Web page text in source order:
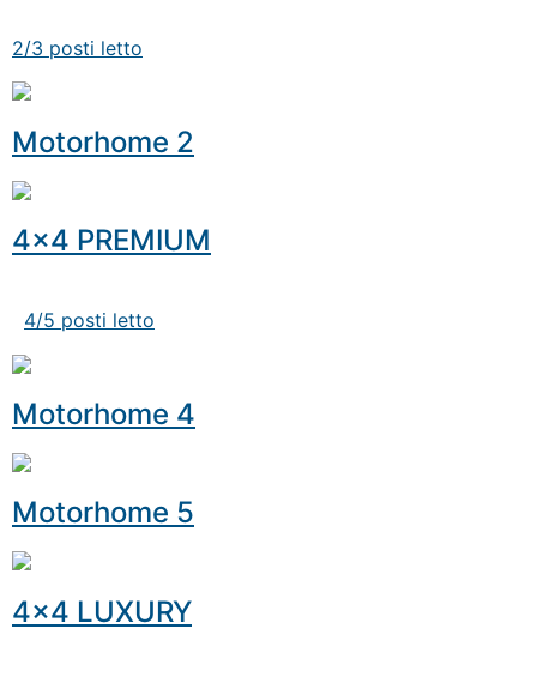
2/3 posti letto
Motorhome 2
4×4 PREMIUM
4/5 posti letto
Motorhome 4
Motorhome 5
4×4 LUXURY